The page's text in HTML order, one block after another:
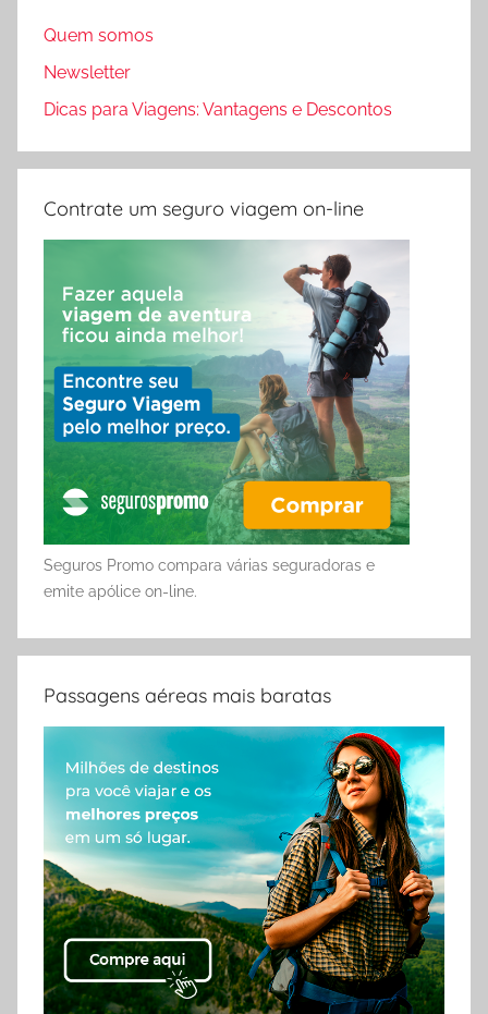
Quem somos
Newsletter
Dicas para Viagens: Vantagens e Descontos
Contrate um seguro viagem on-line
Seguros Promo compara várias seguradoras e
emite apólice on-line.
Passagens aéreas mais baratas